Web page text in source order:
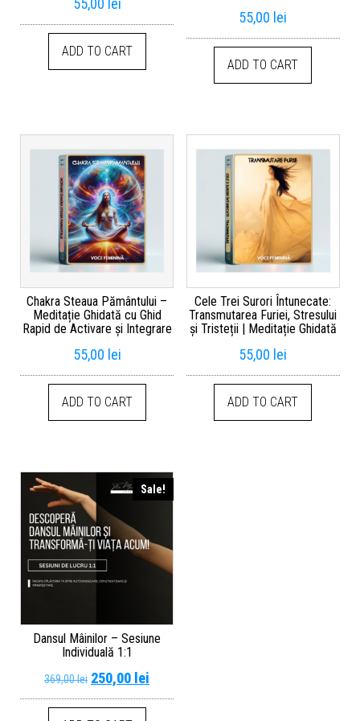
55,00 lei
ADD TO CART
55,00 lei
ADD TO CART
Chakra Steaua Pământului –
Meditație Ghidată cu Ghid
Rapid de Activare și Integrare
55,00 lei
ADD TO CART
Cele Trei Surori Întunecate:
Transmutarea Furiei, Stresului
și Tristeții | Meditație Ghidată
55,00 lei
ADD TO CART
Sale!
Dansul Mâinilor – Sesiune
Individuală 1:1
369,00lei 250,00 lei